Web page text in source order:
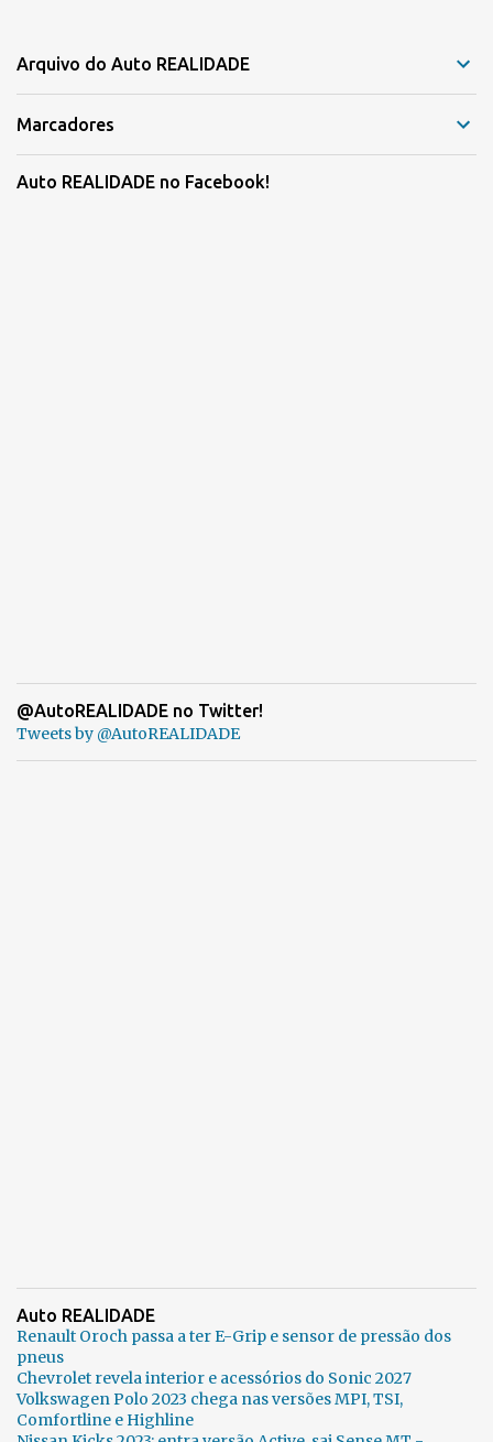
Arquivo do Auto REALIDADE
Marcadores
Auto REALIDADE no Facebook!
@AutoREALIDADE no Twitter!
Tweets by @AutoREALIDADE
Auto REALIDADE
Renault Oroch passa a ter E-Grip e sensor de pressão dos
pneus
Chevrolet revela interior e acessórios do Sonic 2027
Volkswagen Polo 2023 chega nas versões MPI, TSI,
Comfortline e Highline